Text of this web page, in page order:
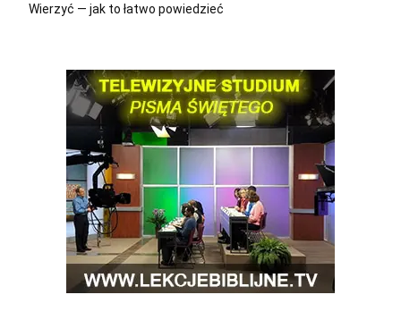
Wierzyć — jak to łatwo powiedzieć